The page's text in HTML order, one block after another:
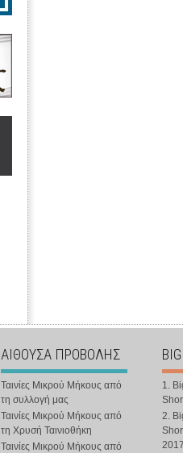
ΑΙΘΟΥΣΑ ΠΡΟΒΟΛΗΣ
Ταινίες Μικρού Μήκους από
τη συλλογή μας
Ταινίες Μικρού Μήκους από
τη Χρυσή Ταινιοθήκη
Ταινίες Μικρού Μήκους από
1.
2.